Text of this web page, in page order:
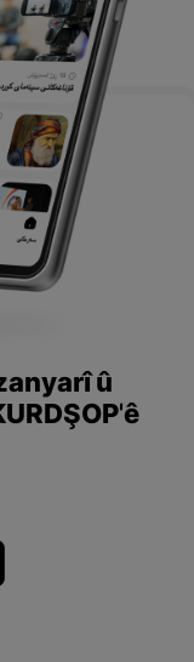
û